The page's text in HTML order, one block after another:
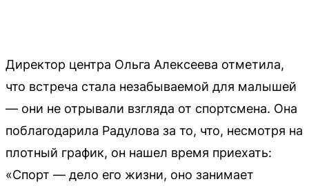
Директор центра Ольга Алексеева отметила,
что встреча стала незабываемой для малышей
— они не отрывали взгляда от спортсмена. Она
поблагодарила Радулова за то, что, несмотря на
плотный график, он нашел время приехать:
«Спорт — дело его жизни, оно занимает